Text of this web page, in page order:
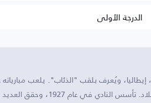
الدرجة الأولى
إيطاليا، ويُعرف بلقب "الذئاب". يلعب
يُعتبر أحد أشهر الملاعب في